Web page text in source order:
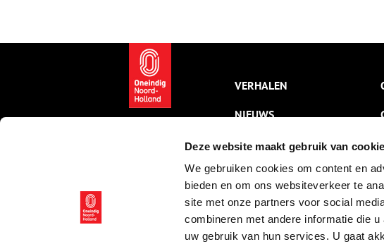
Deze website maakt gebruik van
We gebruiken cookies om content en
bieden en om ons websiteverkeer te
site met onze partners voor social
combineren met andere informatie die
uw gebruik van hun services. U gaat
VERHALEN
NIEUWS
KALENDER
THEMA’S
ACTIVITEITEN
VIDEO’S